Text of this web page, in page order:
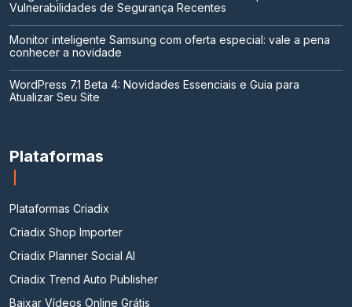
Vulnerabilidades de Segurança Recentes
Monitor inteligente Samsung com oferta especial: vale a pena
conhecer a novidade
WordPress 7.1 Beta 4: Novidades Essenciais e Guia para
Atualizar Seu Site
Plataformas
Plataformas Criadix
Criadix Shop Importer
Criadix Planner Social AI
Criadix Trend Auto Publisher
Baixar Vídeos Online Grátis